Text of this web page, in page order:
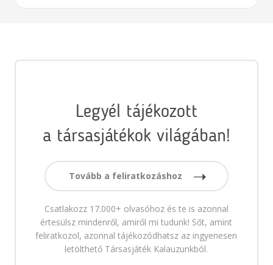
Legyél tájékozott
a társasjátékok világában!
Tovább a feliratkozáshoz
Csatlakozz 17.000+ olvasóhoz és te is azonnal
értesülsz mindenről, amiről mi tudunk! Sőt, amint
feliratkozol, azonnal tájékozódhatsz az ingyenesen
letölthető Társasjáték Kalauzunkból.